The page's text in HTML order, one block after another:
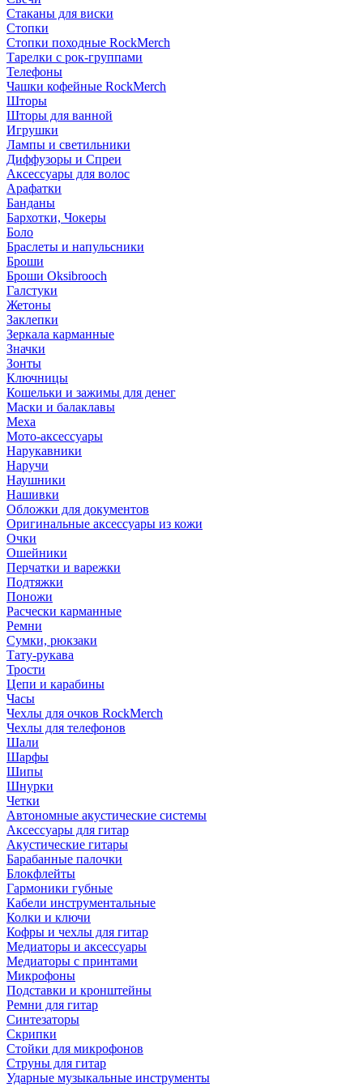
Стаканы для виски
Стопки
Стопки походные RockMerch
Тарелки с рок-группами
Телефоны
Чашки кофейные RockMerch
Шторы
Шторы для ванной
Игрушки
Лампы и светильники
Диффузоры и Спреи
Аксессуары для волос
Арафатки
Банданы
Бархотки, Чокеры
Боло
Браслеты и напульсники
Броши
Броши Oksibrooch
Галстуки
Жетоны
Заклепки
Зеркала карманные
Значки
Зонты
Ключницы
Кошельки и зажимы для денег
Маски и балаклавы
Меха
Мото-аксессуары
Нарукавники
Наручи
Наушники
Нашивки
Обложки для документов
Оригинальные аксессуары из кожи
Очки
Ошейники
Перчатки и варежки
Подтяжки
Поножи
Расчески карманные
Ремни
Сумки, рюкзаки
Тату-рукава
Трости
Цепи и карабины
Часы
Чехлы для очков RockMerch
Чехлы для телефонов
Шали
Шарфы
Шипы
Шнурки
Четки
Автономные акустические системы
Аксессуары для гитар
Акустические гитары
Барабанные палочки
Блокфлейты
Гармоники губные
Кабели инструментальные
Колки и ключи
Кофры и чехлы для гитар
Медиаторы и аксессуары
Медиаторы с принтами
Микрофоны
Подставки и кронштейны
Ремни для гитар
Синтезаторы
Скрипки
Стойки для микрофонов
Струны для гитар
Ударные музыкальные инструменты